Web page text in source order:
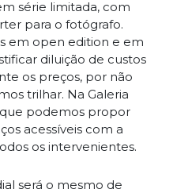
série limitada, com
para o fotógrafo.
em open edition e em
diluição de custos
os preços, por não
trilhar. Na Galeria
podemos propor
acessíveis com a
os intervenientes.
será o mesmo de